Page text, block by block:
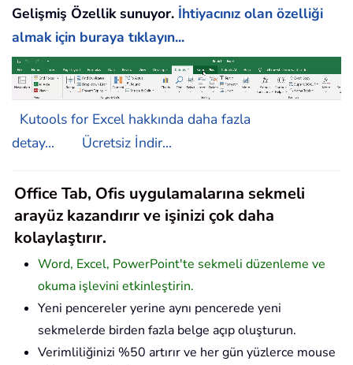
Gelişmiş Özellik sunuyor. İhtiyacınız olan özelliği
almak için buraya tıklayın...
Kutools for Excel hakkında daha fazla
detay...
Ücretsiz İndir...
Office Tab, Ofis uygulamalarına sekmeli
arayüz kazandırır ve işinizi çok daha
kolaylaştırır.
Word, Excel, PowerPoint'te sekmeli düzenleme ve
okuma işlevini etkinleştirin.
Yeni pencereler yerine aynı pencerede yeni
sekmelerde birden fazla belge açıp oluşturun.
Verimliliğinizi %50 artırır ve her gün yüzlerce mouse